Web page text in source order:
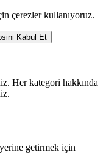
çerezler kullanıyoruz.
Kabul Et
Her kategori hakkında
getirmek için